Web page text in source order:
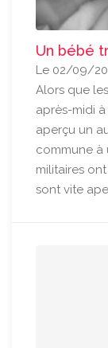
Un bébé
Le 02/09/
Alors que
après-midi
aperçu un
commune à
militaires
sont vite